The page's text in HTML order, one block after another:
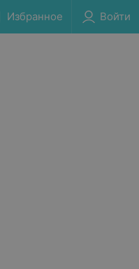
Избранное Войти